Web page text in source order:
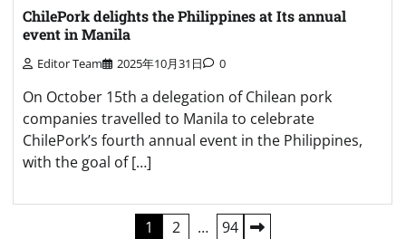
ChilePork delights the Philippines at Its annual
event in Manila
Editor Team 2025年10月31日 0
On October 15th a delegation of Chilean pork
companies travelled to Manila to celebrate
ChilePork’s fourth annual event in the Philippines,
with the goal of […]
1 2 … 94